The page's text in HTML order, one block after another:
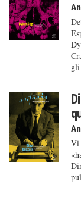
Vi